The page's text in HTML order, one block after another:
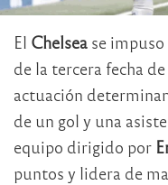
El Chelsea se
de la tercera fecha de
actuación
de un gol y una
equipo dirigido por
puntos y lidera de